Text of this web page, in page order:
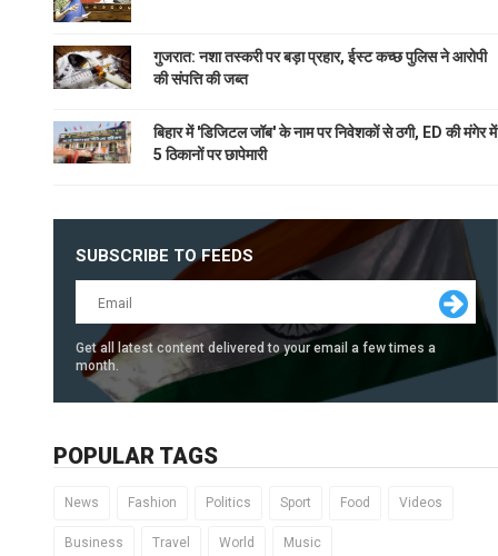
गुजरात: नशा तस्करी पर बड़ा प्रहार, ईस्ट कच्छ पुलिस ने आरोपी
की संपत्ति की जब्त
बिहार में 'डिजिटल जॉब' के नाम पर निवेशकों से ठगी, ED की मंगेर में
5 ठिकानों पर छापेमारी
SUBSCRIBE TO FEEDS
Get all latest content delivered to your email a few times a
month.
POPULAR TAGS
News Fashion Politics Sport Food Videos
Business Travel World Music